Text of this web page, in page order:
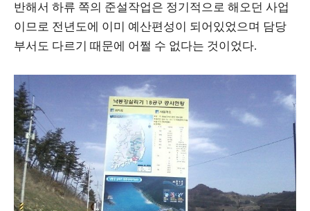
반해서 하류 쪽의 준설작업은 정기적으로 해오던 사업
이므로 전년도에 이미 예산편성이 되어있었으며 담당
부서도 다르기 때문에 어쩔 수 없다는 것이었다.